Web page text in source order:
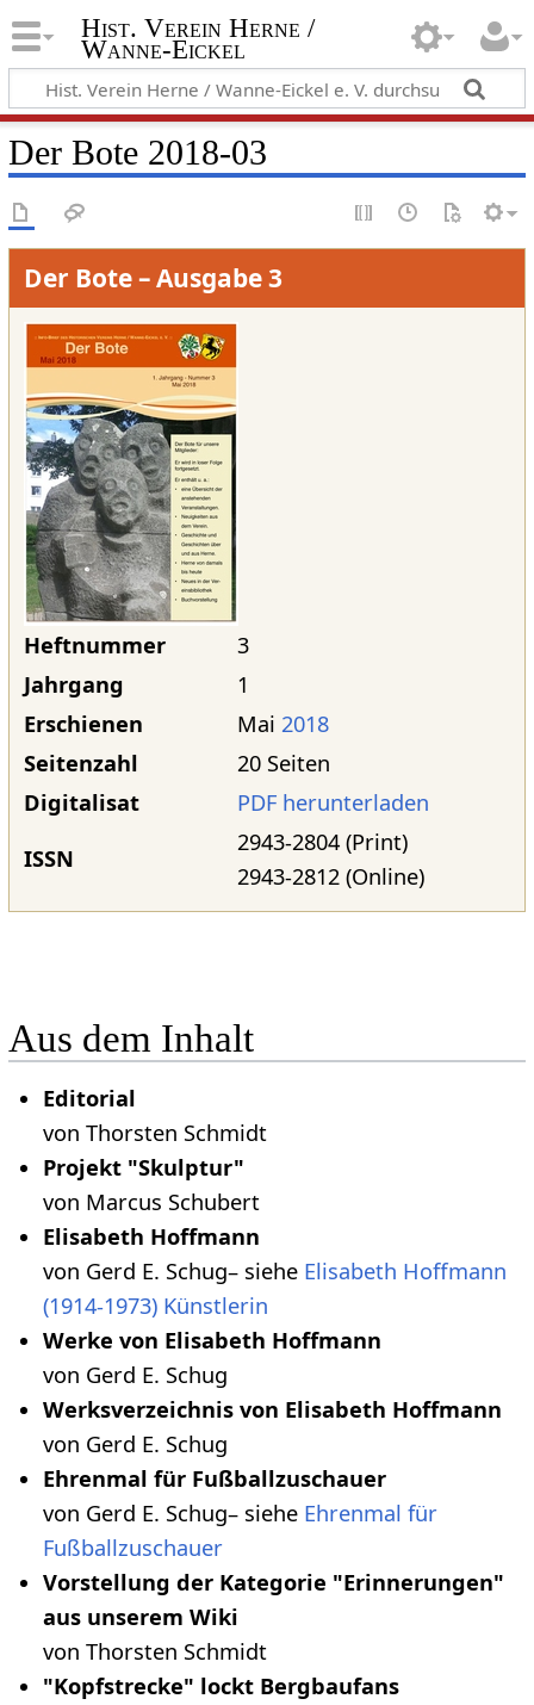
Hist. Verein Herne /
Wanne-Eickel
Der Bote 2018-03
Der Bote – Ausgabe 3
Heftnummer
3
Jahrgang
1
Erschienen
Mai 2018
Seitenzahl
20 Seiten
Digitalisat
PDF herunterladen
ISSN
2943-2804 (Print)
2943-2812 (Online)
Aus dem Inhalt
Editorial
von Thorsten Schmidt
Projekt "Skulptur"
von Marcus Schubert
Elisabeth Hoffmann
von Gerd E. Schug– siehe Elisabeth Hoffmann
(1914-1973) Künstlerin
Werke von Elisabeth Hoffmann
von Gerd E. Schug
Werksverzeichnis von Elisabeth Hoffmann
von Gerd E. Schug
Ehrenmal für Fußballzuschauer
von Gerd E. Schug– siehe Ehrenmal für
Fußballzuschauer
Vorstellung der Kategorie "Erinnerungen"
aus unserem Wiki
von Thorsten Schmidt
"Kopfstrecke" lockt Bergbaufans